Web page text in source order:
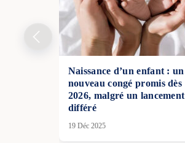
Naissance d’un enfant : un
nouveau congé promis dès
2026, malgré un lancement
différé
19 Déc 2025